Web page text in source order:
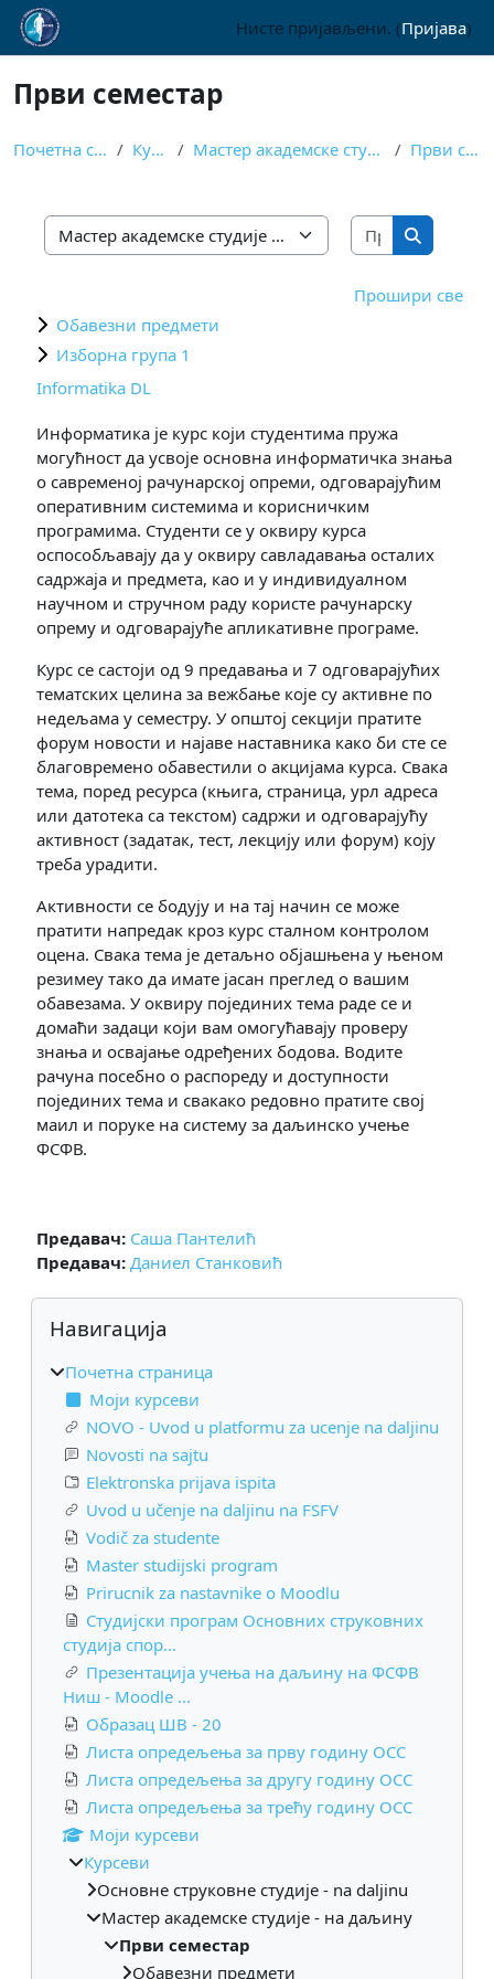
Иди на главни садржај
Нисте пријављени. (Пријава)
Први семестар
Почетна страница Курсеви Мастер академске студије - на даљину Први семестар
Категорије курсева
Претражи
Претражи
Прошири све
Обавезни предмети
Изборна група 1
Informatika DL
Информатика је курс који студентима пружа
могућност да усвоје основна информатичка знања
о савременој рачунарској опреми, одговарајућим
оперативним системима и корисничким
програмима. Студенти се у оквиру курса
оспособљавају да у оквиру савладавања осталих
садржаја и предмета, као и у индивидуалном
научном и стручном раду користе рачунарску
опрему и одговарајуће апликативне програме.
Курс се састоји од 9 предавања и 7 одговарајућих
тематских целина за вежбање које су активне по
недељама у семестру. У општој секцији пратите
форум новости и најаве наставника како би сте се
благовремено обавестили о акцијама курса. Свака
тема, поред ресурса (књига, страница, урл адреса
или датотека са текстом) садржи и одговарајућу
активност (задатак, тест, лекцију или форум) коју
треба урадити.
Активности се бодују и на тај начин се може
пратити напредак кроз курс сталном контролом
оцена. Свака тема је детаљно објашњена у њеном
резимеу тако да имате јасан преглед о вашим
обавезама. У оквиру појединих тема раде се и
домаћи задаци који вам омогућавају проверу
знања и освајање одређених бодова. Водите
рачуна посебно о распореду и доступности
појединих тема и свакако редовно пратите свој
маил и поруке на систему за даљинско учење
ФСФВ.
Предавач: Саша Пантелић
Предавач: Даниел Станковић
Блокови
Прескочи Навигација
Навигација
Почетна страница
Моји курсеви
NOVO - Uvod u platformu za ucenje na daljinu
Novosti na sajtu
Elektronska prijava ispita
Uvod u učenje na daljinu na FSFV
Vodič za studente
Master studijski program
Prirucnik za nastavnike o Moodlu
Студијски програм Основних струковних
студија спор...
Презентација учења на даљину на ФСФВ
Ниш - Moodle ...
Образац ШВ - 20
Листа опредељења за прву годину ОСС
Листа опредељења за другу годину ОСС
Листа опредељења за трећу годину ОСС
Моји курсеви
Курсеви
Основне струковне студије - na daljinu
Мастер академске студије - на даљину
Први семестар
Обавезни предмети